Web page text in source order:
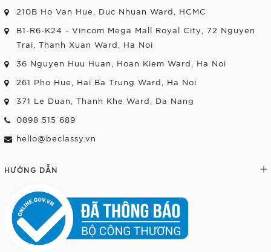
210B Ho Van Hue, Duc Nhuan Ward, HCMC
B1-R6-K24 - Vincom Mega Mall Royal City, 72 Nguyen
Trai, Thanh Xuan Ward, Ha Noi
36 Nguyen Huu Huan, Hoan Kiem Ward, Ha Noi
261 Pho Hue, Hai Ba Trung Ward, Ha Noi
371 Le Duan, Thanh Khe Ward, Da Nang
0898 515 689
hello@beclassy.vn
HƯỚNG DẪN